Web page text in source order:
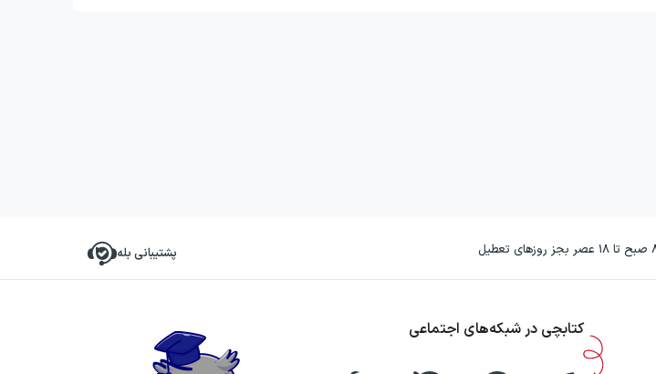
پشتیبانی بله
کتابچی در شبکه‌های اجتماعی